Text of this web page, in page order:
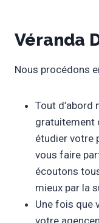
Véranda
Nous procédons
Tout d’abord
gratuitement
étudier votre
vous faire
écoutons
mieux par la
Une fois que
votre